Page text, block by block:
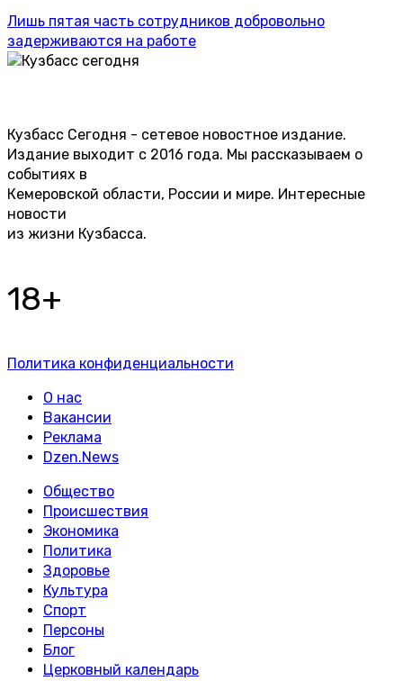
Лишь пятая часть сотрудников добровольно
задерживаются на работе
Кузбасс Сегодня - сетевое новостное издание.
Издание выходит с 2016 года. Мы рассказываем о
событиях в
Кемеровской области, России и мире. Интересные
новости
из жизни Кузбасса.
18+
Политика конфиденциальности
О нас
Вакансии
Реклама
Dzen.News
Общество
Происшествия
Экономика
Политика
Здоровье
Культура
Спорт
Персоны
Блог
Церковный календарь